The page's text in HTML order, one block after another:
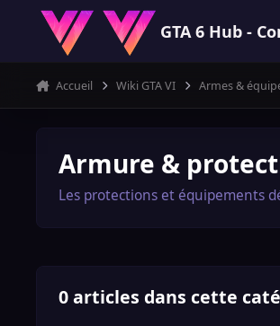
Aller au contenu
GTA 6 Hub -
Accueil Wiki GTA VI Armes &
Armure &
Les protections et équipements
0 articles dans cette